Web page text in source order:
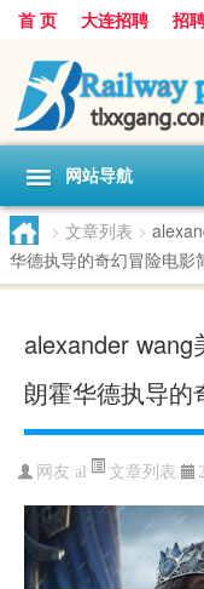
首 页 大连招聘 招
网站导航
> 文章列表 >
华德执导的奇幻冒险电影
alexander
朗霍华德执导的
网友:al 文章列表